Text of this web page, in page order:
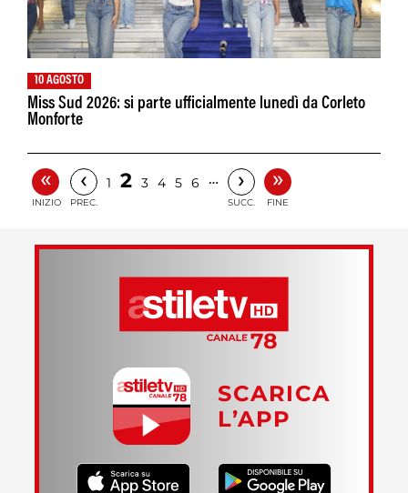
10 AGOSTO
Miss Sud 2026: si parte ufficialmente lunedì da Corleto
Monforte
«
INIZIO
‹
PREC.
1 2 3 4 5 6 … ›
SUCC.
»
FINE
SCARICA
L’APP